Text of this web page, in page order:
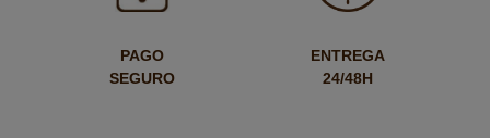
PAGO
SEGURO
ENTREGA
24/48H